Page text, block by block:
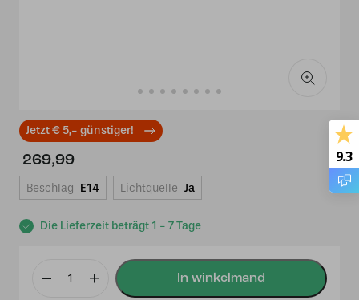
Jetzt € 5,- günstiger!
Die Lieferzeit beträgt 1 - 7 Tage
269,99
Beschlag E14 Lichtquelle Ja
Tiffany
9.3